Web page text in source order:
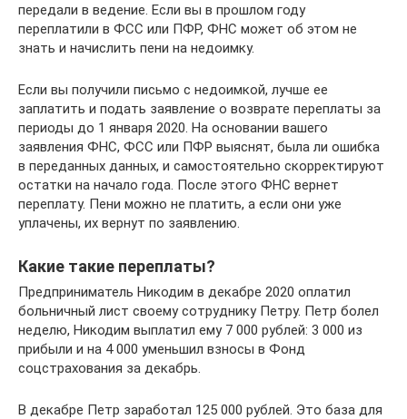
передали в ведение. Если вы в прошлом году
переплатили в ФСС или ПФР, ФНС может об этом не
знать и начислить пени на недоимку.
Если вы получили письмо с недоимкой, лучше ее
заплатить и подать заявление о возврате переплаты за
периоды до 1 января 2020. На основании вашего
заявления ФНС, ФСС или ПФР выяснят, была ли ошибка
в переданных данных, и самостоятельно скорректируют
остатки на начало года. После этого ФНС вернет
переплату. Пени можно не платить, а если они уже
уплачены, их вернут по заявлению.
Какие такие переплаты?
Предприниматель Никодим в декабре 2020 оплатил
больничный лист своему сотруднику Петру. Петр болел
неделю, Никодим выплатил ему 7 000 рублей: 3 000 из
прибыли и на 4 000 уменьшил взносы в Фонд
соцстрахования за декабрь.
В декабре Петр заработал 125 000 рублей. Это база для